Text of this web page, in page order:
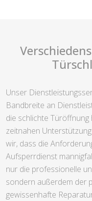
Unser
Bandbreite an
die schlichte
zeitnahen
wir, dass die
Aufsperrdienst
nur die professionelle
sondern außerdem der
gewissenhafte